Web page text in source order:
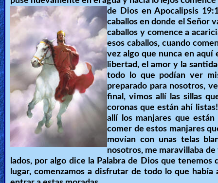
Bible
Questions
Something
Funny...
2nd
Page,
Older
Material
de Dios en Apocalipsis
caballos en donde el Señor
caballos y comence a
esos caballos, cuando
vez algo que nunca en
libertad, el amor y la
todo lo que podían ver
preparado para nosotros,
final, vimos allí las sillas
coronas que están ahí
allí los manjares que
comer de estos manjares
movían con unas telas
nosotros, me maravillaba
lados, por algo dice la Palabra de Dios que
lugar, comenzamos a disfrutar de todo lo que